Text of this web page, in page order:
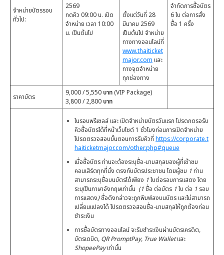
จำหน่ายบัตรรอบ
ทั่วไป:
2569
กดคิว 09:00 น. เปิด
จำหน่าย เวลา 10:00
น. เป็นต้นไป
ตั้งแต่วันที่ 28
มีนาคม 2569
เป็นต้นไป จำหน่าย
ทางทางออนไลน์ที่
www.thaiticket
major.com และ
ทางจุดจำหน่าย
ทุกช่องทาง
จำกัดการซื้อบัตร
6 ใบ ต่อการสั่ง
ซื้อ 1 ครั้ง
ราคาบัตร 9,000 / 5,550 บาท(VIP Package)
3,800 / 2,800 บาท
ในรอบพรีเซลล์ และ เปิดจำหน่ายบัตรวันแรก โปรดกดรอรับ
คิวซื้อบัตรได้ที่หน้าเว็บไซต์ 1 ชั่วโมงก่อนการเปิดจำหน่าย
โปรดตรวจสอบขั้นตอนการรับคิวที่ https://corporate.t
haiticketmajor.com/other.php#queue
เมื่อซื้อบัตร ท่านจะต้องระบุชื่อ-นามสกุลของผู้ที่เข้าชม
คอนเสิร์ตทุกที่นั่ง ตรงกับบัตรประชาชน โดยผู้ชม 1ท่าน
สามารถระบุชื่อบนบัตรได้เพียง 1ใบต่อรอบการแสดง โดย
ระบุเป็นภาษาอังกฤษเท่านั้น (1ชื่อ ต่อบัตร 1ใบ ต่อ 1 รอบ
การแสดง)ชื่อดังกล่าวจะถูกพิมพ์ลงบนบัตร และไม่สามารถ
เปลี่ยนแปลงได้ โปรดตรวจสอบชื่อ-นามสกุลให้ถูกต้องก่อน
ชำระเงิน
การซื้อบัตรทางออนไลน์ จะรับชำระเงินผ่านบัตรเครดิต,
บัตรเดบิต, QR PromptPay, True Walletและ
ShopeePayเท่านั้น